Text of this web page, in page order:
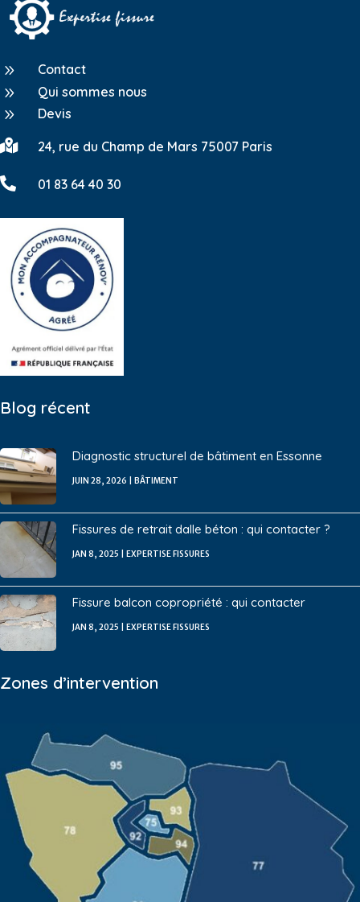
9 Contact
9 Qui sommes nous
9 Devis
 24, rue du Champ de Mars 75007 Paris
 01 83 64 40 30
Blog récent
Diagnostic structurel de bâtiment en Essonne
JUIN 28, 2026 BÂTIMENT
Fissures de retrait dalle béton : qui contacter ?
JAN 8, 2025 EXPERTISE FISSURES
Fissure balcon copropriété : qui contacter
JAN 8, 2025 EXPERTISE FISSURES
Zones d’intervention